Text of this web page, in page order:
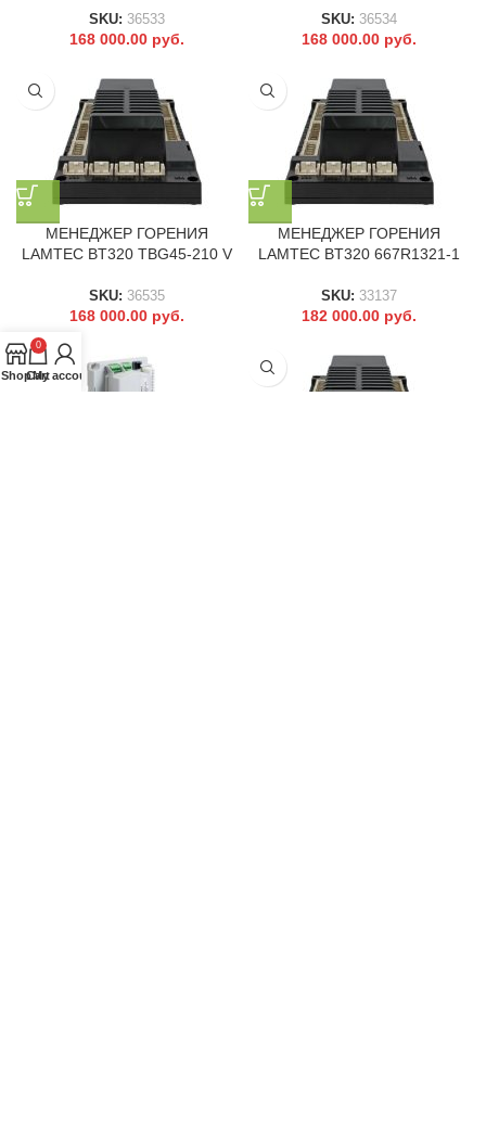
SKU: 36533
168 000.00 руб.
SKU: 36534
168 000.00 руб.
МЕНЕДЖЕР ГОРЕНИЯ
LAMTEC BT320 TBG45-210 V
SKU: 36535
168 000.00 руб.
МЕНЕДЖЕР ГОРЕНИЯ
LAMTEC BT320 667R1321-1
SKU: 33137
182 000.00 руб.
Shop
0
Cart
My account